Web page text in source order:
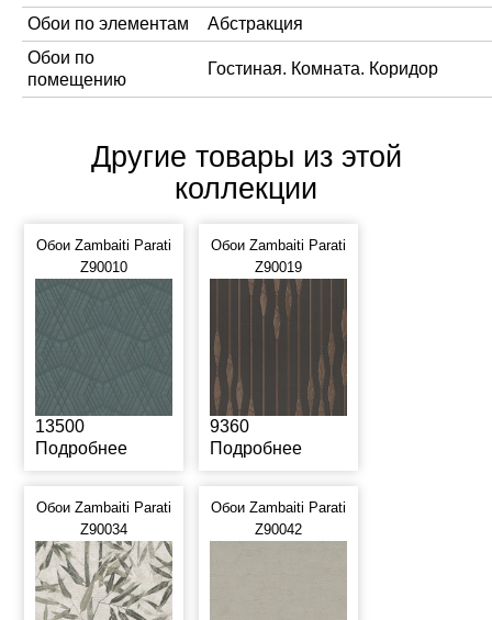
Обои по элементам
Абстракция
Обои по
помещению
Гостиная. Комната. Коридор
Другие товары из этой
коллекции
Обои Zambaiti Parati
Z90010
13500
Подробнее
Обои Zambaiti Parati
Z90019
9360
Подробнее
Обои Zambaiti Parati
Z90034
Обои Zambaiti Parati
Z90042